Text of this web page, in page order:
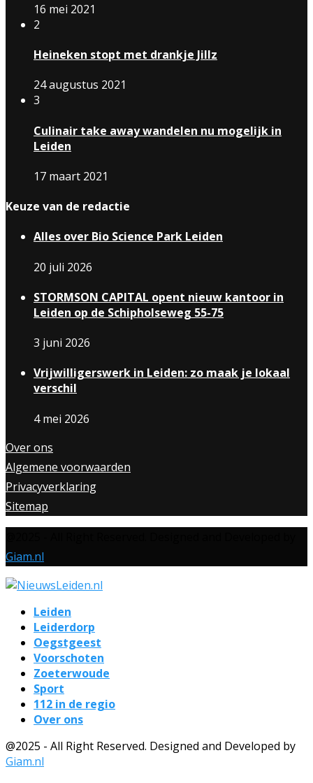
16 mei 2021
2
Heineken stopt met drankje Jillz
24 augustus 2021
3
Culinair take away wandelen nu mogelijk in
Leiden
17 maart 2021
Keuze van de redactie
Alles over Bio Science Park Leiden
20 juli 2026
STORMSON CAPITAL opent nieuw kantoor in
Leiden op de Schipholseweg 55-75
3 juni 2026
Vrijwilligerswerk in Leiden: zo maak je lokaal
verschil
4 mei 2026
Over ons
Algemene voorwaarden
Privacyverklaring
Sitemap
Giam.nl
Leiden
Leiderdorp
Oegstgeest
Voorschoten
Zoeterwoude
Sport
112 in de regio
Over ons
@2025 - All Right Reserved. Designed and Developed by
Giam.nl